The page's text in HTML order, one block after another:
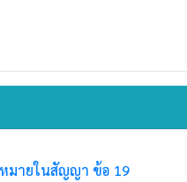
มายในสัญญา ข้อ 19